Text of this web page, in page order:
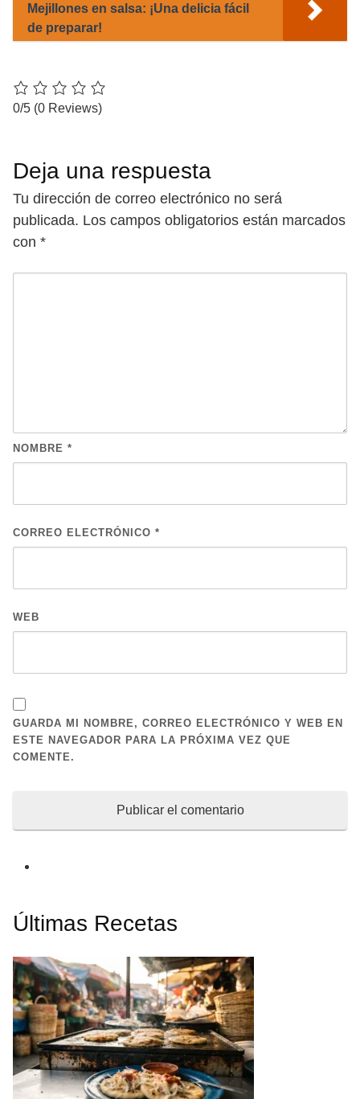
Mejillones en salsa: ¡Una delicia fácil
de preparar!
0/5 (0 Reviews)
Deja una respuesta
Tu dirección de correo electrónico no será
publicada. Los campos obligatorios están marcados
con *
NOMBRE *
CORREO ELECTRÓNICO *
WEB
GUARDA MI NOMBRE, CORREO ELECTRÓNICO Y WEB EN
ESTE NAVEGADOR PARA LA PRÓXIMA VEZ QUE
COMENTE.
Últimas Recetas